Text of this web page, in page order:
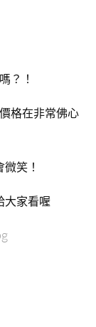
？！
格在非常佛心
笑！
大家看喔